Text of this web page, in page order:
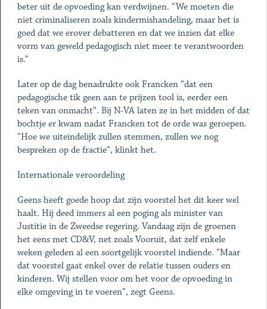
beter uit de opvoeding kan verdwijnen. “We moeten die
niet criminaliseren zoals kindermishandeling, maar het is
goed dat we erover debatteren en dat we inzien dat elke
vorm van geweld pedagogisch niet meer te verantwoorden
is.”
Later op de dag benadrukte ook Francken “dat een
pedagogische tik geen aan te prijzen tool is, eerder een
teken van onmacht”. Bij N-VA laten ze in het midden of dat
bochtje er kwam nadat Francken tot de orde was geroepen.
“Hoe we uiteindelijk zullen stemmen, zullen we nog
bespreken op de fractie”, klinkt het.
Internationale veroordeling
Geens heeft goede hoop dat zijn voorstel het dit keer wel
haalt. Hij deed immers al een poging als minister van
Justitie in de Zweedse regering. Vandaag zijn de groenen
het eens met CD&V, net zoals Vooruit, dat zelf enkele
weken geleden al een soortgelijk voorstel indiende. “Maar
dat voorstel gaat enkel over de relatie tussen ouders en
kinderen. Wij stellen voor om het voor de opvoeding in
elke omgeving in te voeren”, zegt Geens.